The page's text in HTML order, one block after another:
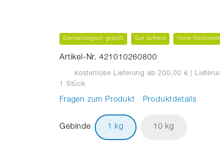
Dermatologisch geprüft Gut duftend Hohe
Artikel-Nr. 421010260800
kostenlose Lieferung ab 200,00 € |
1 Stück
Fragen zum Produkt Produktdetails
Gebinde 1 kg 10 kg